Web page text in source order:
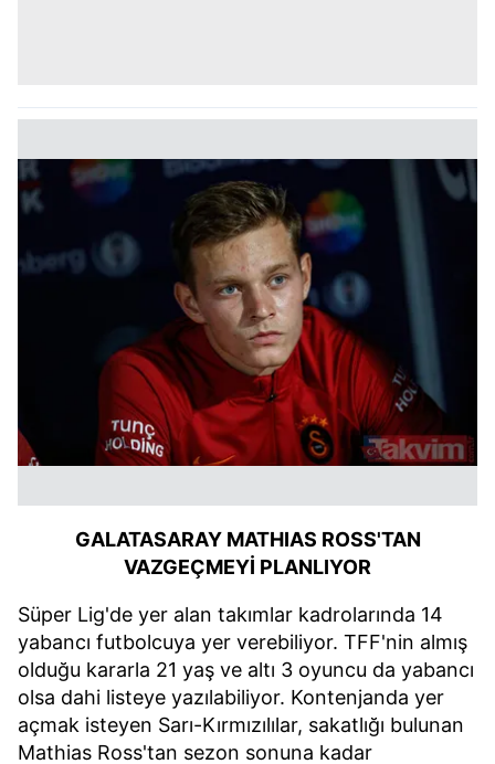
GALATASARAY MATHIAS ROSS'TAN
VAZGEÇMEYİ PLANLIYOR
Süper Lig'de yer alan takımlar kadrolarında 14
yabancı futbolcuya yer verebiliyor. TFF'nin almış
olduğu kararla 21 yaş ve altı 3 oyuncu da yabancı
olsa dahi listeye yazılabiliyor. Kontenjanda yer
açmak isteyen Sarı-Kırmızılılar, sakatlığı bulunan
Mathias Ross'tan sezon sonuna kadar